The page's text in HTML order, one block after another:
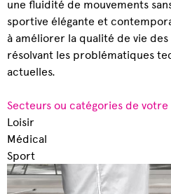
une fluidité de mouvements
sportive élégante et
à améliorer la qualité de vie
résolvant les problématiques
actuelles.
Secteurs ou catégories de
Loisir
Médical
Sport